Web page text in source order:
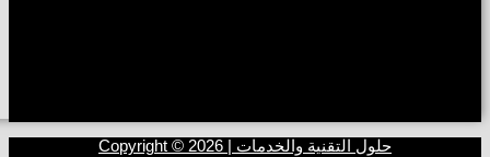
حلول التقنية والخدمات | Copyright © 2026